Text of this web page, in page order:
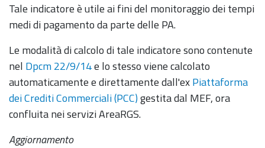
Tale indicatore è utile ai fini del monitoraggio dei tempi
medi di pagamento da parte delle PA.
Le modalità di calcolo di tale indicatore sono contenute
nel Dpcm 22/9/14e lo stesso viene calcolato
automaticamente e direttamente dall'exPiattaforma
dei Crediti Commerciali (PCC)gestita dal MEF, ora
confluita nei servizi AreaRGS.
Aggiornamento